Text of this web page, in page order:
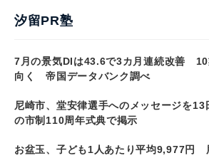
汐留PR塾
7月の景気DIは43.6で3カ月連続改善 10
向く 帝国データバンク調べ
尼崎市、堂安律選手へのメッセージを
の市制110周年式典で掲示
お盆玉、子ども1人あたり平均9,977円